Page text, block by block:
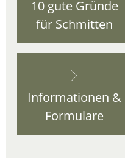
10 gute Gründe
für Schmitten
Informationen &
Formulare